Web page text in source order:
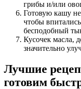
грибы и/или
Готовую кашу
чтобы
бесподобный
Кусочек масла,
значительно
Лучшие
готовим